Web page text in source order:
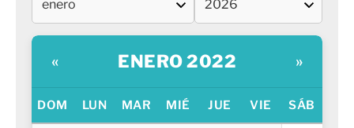
« ENERO 2022 »
DOM LUN MAR MIÉ JUE VIE SÁB